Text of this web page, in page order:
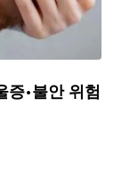
증·불안 위험